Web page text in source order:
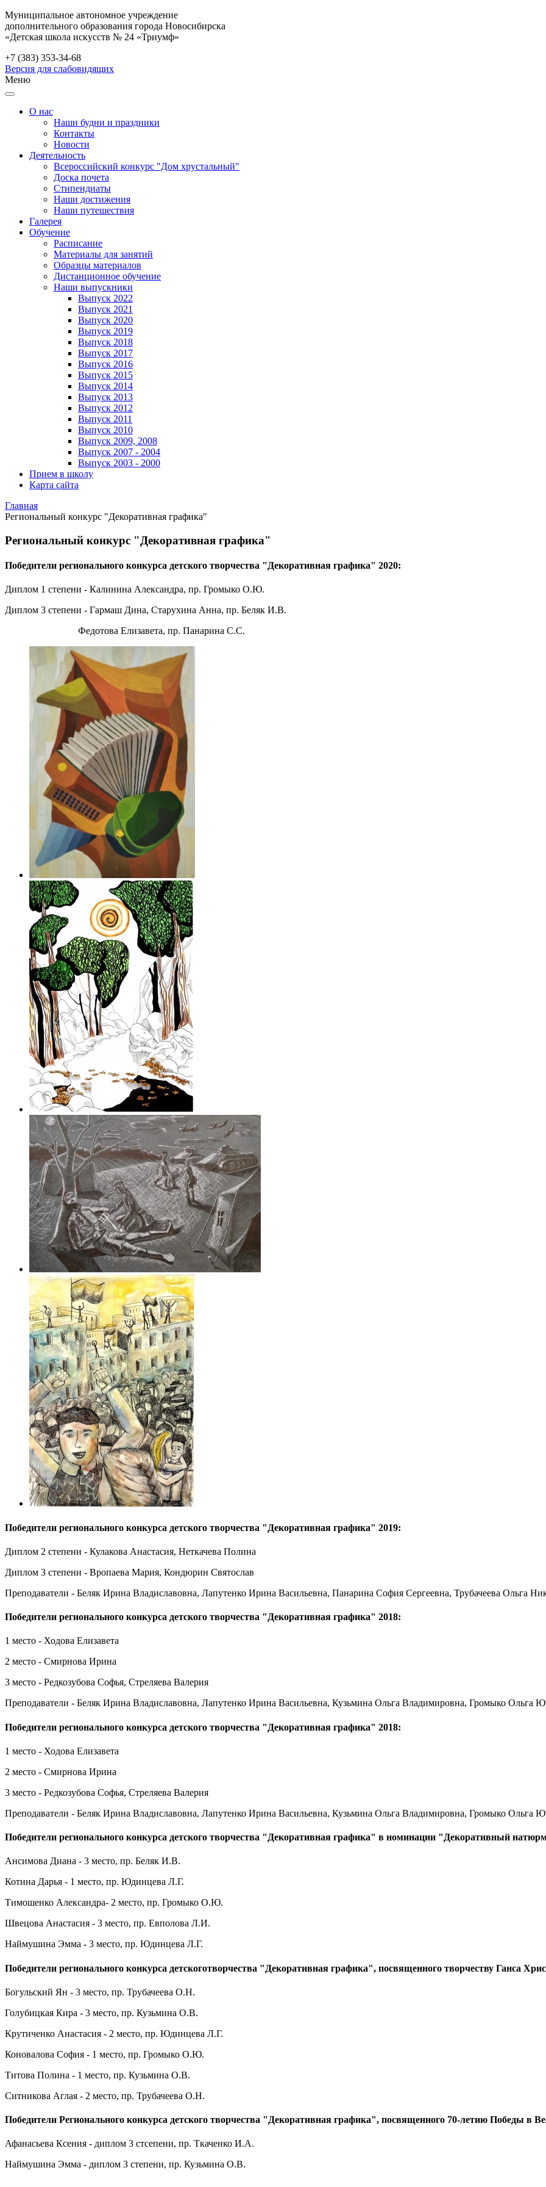
Муниципальное автономное учреждение
дополнительного образования города Новосибирска
«Детская школа искусств № 24 «Триумф»
+7 (383) 353-34-68
Версия для слабовидящих
Меню
О нас
Наши будни и праздники
Контакты
Новости
Деятельность
Всероссийский конкурс "Дом хрустальный"
Доска почета
Стипендиаты
Наши достижения
Наши путешествия
Галерея
Обучение
Расписание
Материалы для занятий
Образцы материалов
Дистанционное обучение
Наши выпускники
Выпуск 2022
Выпуск 2021
Выпуск 2020
Выпуск 2019
Выпуск 2018
Выпуск 2017
Выпуск 2016
Выпуск 2015
Выпуск 2014
Выпуск 2013
Выпуск 2012
Выпуск 2011
Выпуск 2010
Выпуск 2009, 2008
Выпуск 2007 - 2004
Выпуск 2003 - 2000
Прием в школу
Карта сайта
Главная
Региональный конкурс "Декоративная графика"
Региональный конкурс "Декоративная графика"
Победители регионального конкурса детского творчества "Декоративная графика" 2020:
Диплом 1 степени - Калинина Александра, пр. Громыко О.Ю.
Диплом 3 степени - Гармаш Дина, Старухина Анна, пр. Беляк И.В.
Федотова Елизавета, пр. Панарина С.С.
Победители регионального конкурса детского творчества "Декоративная графика" 2019:
Диплом 2 степени - Кулакова Анастасия, Неткачева Полина
Диплом 3 степени - Вропаева Мария, Кондюрин Святослав
Преподаватели - Беляк Ирина Владиславовна, Лапутенко Ирина Васильевна, Панарина София Сергеевна, Трубачеева Ольга
Победители регионального конкурса детского творчества "Декоративная графика" 2018:
1 место - Ходова Елизавета
2 место - Смирнова Ирина
3 место - Редкозубова Софья, Стреляева Валерия
Преподаватели - Беляк Ирина Владиславовна, Лапутенко Ирина Васильевна, Кузьмина Ольга Владимировна, Громыко Ольга
Победители регионального конкурса детского творчества "Декоративная графика" 2018:
1 место - Ходова Елизавета
2 место - Смирнова Ирина
3 место - Редкозубова Софья, Стреляева Валерия
Преподаватели - Беляк Ирина Владиславовна, Лапутенко Ирина Васильевна, Кузьмина Ольга Владимировна, Громыко Ольга
Победители регионального конкурса детского творчества "Декоративная графика" в номинации "Декоративный
Ансимова Диана - 3 место, пр. Беляк И.В.
Котина Дарья - 1 место, пр. Юдинцева Л.Г.
Тимошенко Александра- 2 место, пр. Громыко О.Ю.
Швецова Анастасия - 3 место, пр. Евполова Л.И.
Наймушина Эмма - 3 место, пр. Юдинцева Л.Г.
Победители регионального конкурса детскоготворчества "Декоративная графика", посвященного творчеству Ганса
Богульский Ян - 3 место, пр. Трубачеева О.Н.
Голубицкая Кира - 3 место, пр. Кузьмина О.В.
Крутиченко Анастасия - 2 место, пр. Юдинцева Л.Г.
Коновалова София - 1 место, пр. Громыко О.Ю.
Титова Полина - 1 место, пр. Кузьмина О.В.
Ситникова Аглая - 2 место, пр. Трубачеева О.Н.
Победители Регионального конкурса детского творчества "Декоративная графика", посвященного 70-летию Победы в
Афанасьева Ксения - диплом 3 стсепени, пр. Ткаченко И.А.
Наймушина Эмма - диплом 3 степени, пр. Кузьмина О.В.